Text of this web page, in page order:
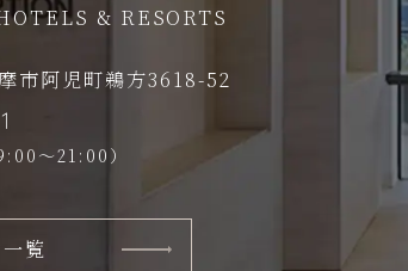
& RESORTS
市阿児町鵜方3618-52
～21:00）
覧